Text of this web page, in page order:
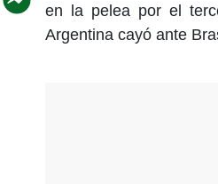
en la pelea por el
Argentina cayó ante